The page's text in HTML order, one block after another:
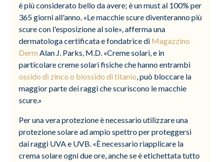
è più considerato bello da avere; è un must al 100% per
365 giorni all'anno. «Le macchie scure diventeranno più
scure con l'esposizione al sole», afferma una
dermatologa certificata e fondatrice di Magazzino
Derm Alan J. Parks, M.D. «Creme solari, e in
particolare creme solari fisiche che hanno entrambi
ossido di zinco o biossido di titanio, può bloccare la
maggior parte dei raggi che scuriscono le macchie
scure.»
Per una vera protezione è necessario utilizzare una
protezione solare ad ampio spettro per proteggersi
dai raggi UVA e UVB. «È necessario riapplicare la
crema solare ogni due ore, anche se è etichettata tutto